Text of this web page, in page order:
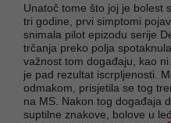
Unatoč tome što joj je bolest
tri godine, prvi simptomi
snimala pilot epizodu serije
trčanja preko polja
važnost tom događaju, kao
je pad rezultat iscrpljenosti.
odmakom, prisjetila se tog
na MS. Nakon tog događaja
suptilne znakove, bolove u